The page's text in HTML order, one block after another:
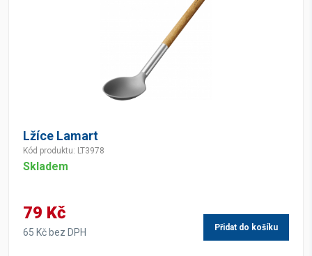
Lžíce Lamart
Kód produktu: LT3978
Skladem
79 Kč
65 Kč bez DPH Přidat do košíku